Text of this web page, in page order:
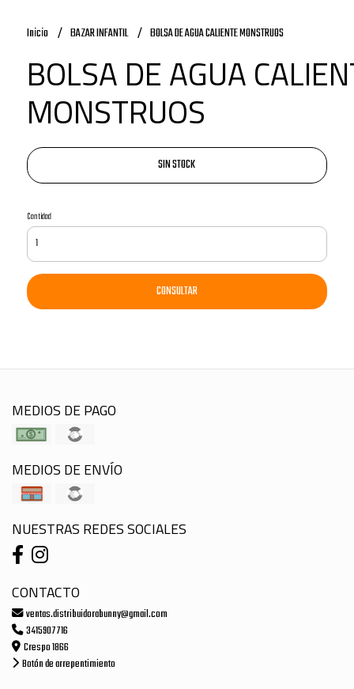
Inicio BAZAR INFANTIL BOLSA DE AGUA CALIENTE MONSTRUOS
BOLSA DE AGUA
MONSTRUOS
SIN STOCK
Cantidad
CONSULTAR
MEDIOS DE PAGO
MEDIOS DE ENVÍO
NUESTRAS REDES SOCIALES
CONTACTO
ventas.distribuidorabunny@gmail.com
3415907716
Crespo 1866
Botón de arrepentimiento